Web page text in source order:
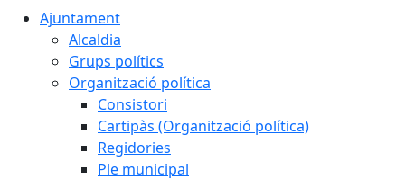
Ajuntament
Alcaldia
Grups polítics
Organització política
Consistori
Cartipàs (Organització política)
Regidories
Ple municipal